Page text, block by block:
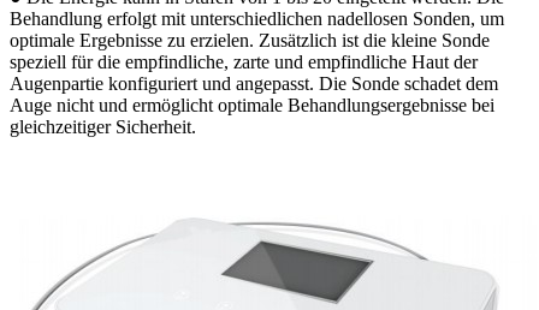
Behandlung erfolgt mit unterschiedlichen nadellosen Sonden, um
optimale Ergebnisse zu erzielen. Zusätzlich ist die kleine Sonde
speziell für die empfindliche, zarte und empfindliche Haut der
Augenpartie konfiguriert und angepasst. Die Sonde schadet dem
Auge nicht und ermöglicht optimale Behandlungsergebnisse bei
gleichzeitiger Sicherheit.